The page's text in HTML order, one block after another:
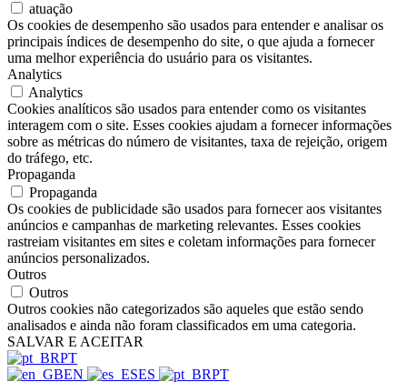
atuação
Os cookies de desempenho são usados para entender e analisar os
principais índices de desempenho do site, o que ajuda a fornecer
uma melhor experiência do usuário para os visitantes.
Analytics
Analytics
Cookies analíticos são usados para entender como os visitantes
interagem com o site. Esses cookies ajudam a fornecer informações
sobre as métricas do número de visitantes, taxa de rejeição, origem
do tráfego, etc.
Propaganda
Propaganda
Os cookies de publicidade são usados para fornecer aos visitantes
anúncios e campanhas de marketing relevantes. Esses cookies
rastreiam visitantes em sites e coletam informações para fornecer
anúncios personalizados.
Outros
Outros
Outros cookies não categorizados são aqueles que estão sendo
analisados e ainda não foram classificados em uma categoria.
SALVAR E ACEITAR
PT
EN
ES PT